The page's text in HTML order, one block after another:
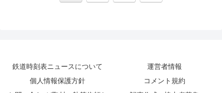
鉄道時刻表ニュースについて
運営者情報
個人情報保護方針
コメント規約